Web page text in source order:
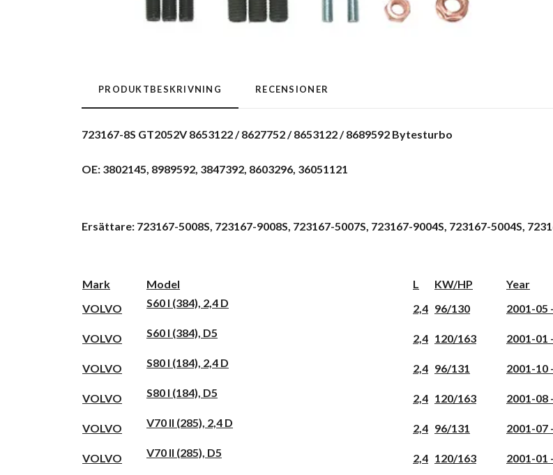
PRODUKTBESKRIVNING RECENSIONER
723167-8S GT2052V 8653122 / 8627752 / 8653122 / 8689592 Bytesturbo
OE: 3802145, 8989592, 3847392, 8603296, 36051121
Ersättare: 723167-5008S, 723167-9008S, 723167-5007S, 723167-9004S, 723167-5004S,
Mark Model L KW/HP Year
VOLVO
S60 I (384), 2,4 D 2,4 96/130 2001-05
VOLVO S60 I (384), D5 2,4 120/163 2001-01
VOLVO S80 I (184), 2,4 D 2,4 96/131 2001-10
VOLVO S80 I (184), D5 2,4 120/163 2001-08
VOLVO V70 II (285), 2,4 D 2,4 96/131 2001-07
VOLVO V70 II (285), D5 2,4 120/163 2001-01